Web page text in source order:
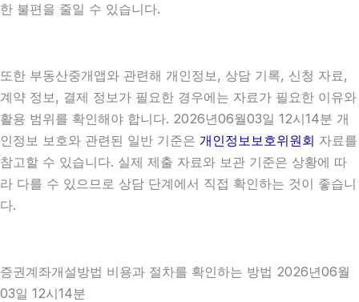
한 불편을 줄일 수 있습니다.
또한 부동산중개앱와 관련해 개인정보, 상담 기록, 신청 자료,
계약 정보, 결제 정보가 필요한 경우에는 자료가 필요한 이유와
활용 범위를 확인해야 합니다. 2026년06월03일 12시14분 개
인정보 보호와 관련된 일반 기준은 개인정보보호위원회 자료를
참고할 수 있습니다. 실제 제출 자료와 보관 기준은 상황에 따
라 다를 수 있으므로 상담 단계에서 직접 확인하는 것이 좋습니
다.
증권계좌개설방법 비용과 절차를 확인하는 방법 2026년06월
03일 12시14분